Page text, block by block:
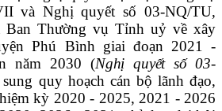
và Nghị quyết số 03-NQ/TU,
Ban Thường vụ Tỉnh uỷ về xây
Phú Bình giai đoạn 2021 -
năm 2030 (Nghị quyết số 03-
quy hoạch cán bộ lãnh đạo,
kỳ 2020 - 2025, 2021 - 2026